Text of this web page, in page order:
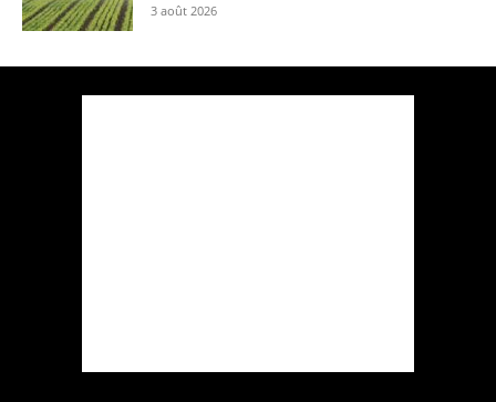
3 août 2026